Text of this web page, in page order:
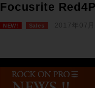
Focusrite
NEW! Sales 2017年07月